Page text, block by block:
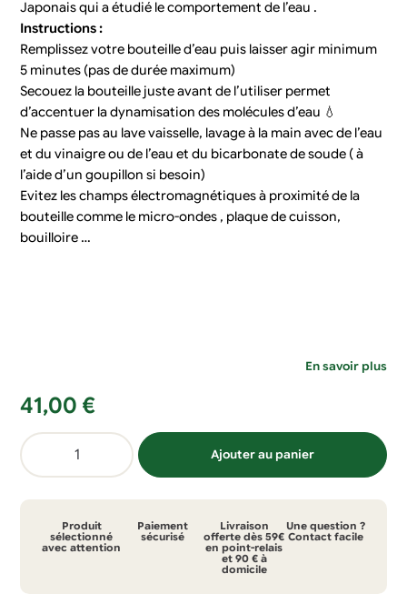
Japonais qui a étudié le comportement de l’eau .
Instructions :
Remplissez votre bouteille d’eau puis laisser agir minimum
5 minutes (pas de durée maximum)
Secouez la bouteille juste avant de l’utiliser permet
d’accentuer la dynamisation des molécules d’eau 💧
Ne passe pas au lave vaisselle, lavage à la main avec de l’eau
et du vinaigre ou de l’eau et du bicarbonate de soude ( à
l’aide d’un goupillon si besoin)
Evitez les champs électromagnétiques à proximité de la
bouteille comme le micro-ondes , plaque de cuisson,
bouilloire …
En savoir plus
41,00 €
quantité
de
mandalas
Ajouter au panier
Produit
sélectionné
avec attention
Paiement
sécurisé
Livraison
offerte dès 59€
en point-relais
et 90 € à
domicile
Une question ?
Contact facile